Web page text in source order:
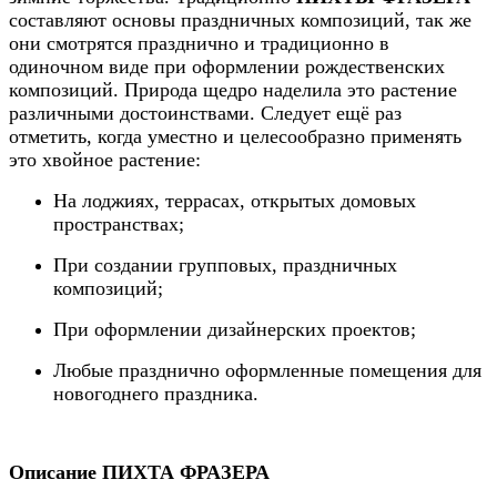
составляют основы праздничных композиций, так же
они смотрятся празднично и традиционно в
одиночном виде при оформлении рождественских
композиций. Природа щедро наделила это растение
различными достоинствами. Следует ещё раз
отметить, когда уместно и целесообразно применять
это хвойное растение:
На лоджиях, террасах, открытых домовых
пространствах;
При создании групповых, праздничных
композиций;
При оформлении дизайнерских проектов;
Любые празднично оформленные помещения для
новогоднего праздника.
Описание ПИХТА ФРАЗЕРА